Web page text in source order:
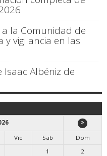
la Comunidad de
y vigilancia en las
Albéniz de
Vie Sab
Dom
1
2